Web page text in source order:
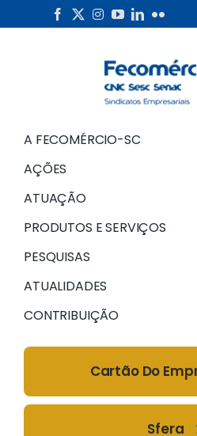
to
A FECOMÉRCIO-SC
AÇÕES
ATUAÇÃO
PRODUTOS E SERVIÇOS
PESQUISAS
ATUALIDADES
CONTRIBUIÇÃO
Cartão Do
Sfera